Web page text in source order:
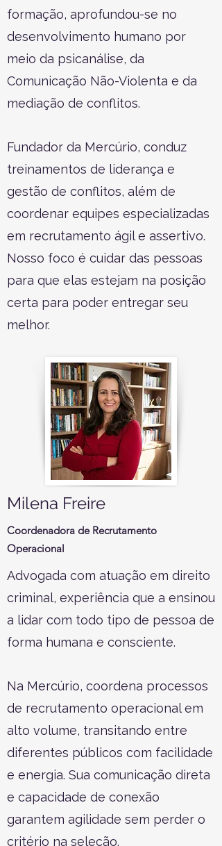
formação, aprofundou-se no
desenvolvimento humano por
meio da psicanálise, da
Comunicação Não-Violenta e da
mediação de conflitos.
Fundador da Mercúrio, conduz
treinamentos de liderança e
gestão de conflitos, além de
coordenar equipes especializadas
em recrutamento ágil e assertivo.
Nosso foco é cuidar das pessoas
para que elas estejam na posição
certa para poder entregar seu
melhor.
Milena Freire
Coordenadora de Recrutamento
Operacional
Advogada com atuação em direito
criminal, experiência que a ensinou
a lidar com todo tipo de pessoa de
forma humana e consciente.
Na Mercúrio, coordena processos
de recrutamento operacional em
alto volume, transitando entre
diferentes públicos com facilidade
e energia. Sua comunicação direta
e capacidade de conexão
garantem agilidade sem perder o
critério na seleção.